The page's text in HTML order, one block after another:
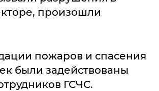
произошли
пожаров и спасения
были задействованы
ГСЧС.